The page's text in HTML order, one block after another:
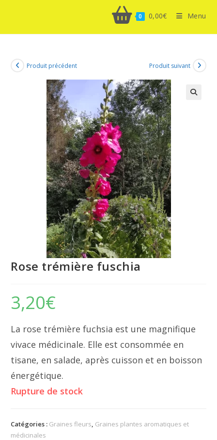
0 0,00€ Menu
Produit précédent Produit suivant
Rose trémière fuschia
3,20€
La rose trémière fuchsia est une magnifique
vivace médicinale. Elle est consommée en
tisane, en salade, après cuisson et en boisson
énergétique.
Rupture de stock
Catégories : Graines fleurs, Graines plantes aromatiques et
médicinales